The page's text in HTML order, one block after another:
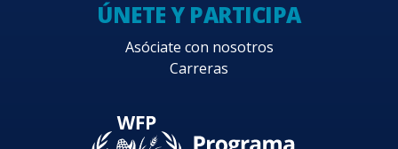
ÚNETE Y PARTICIPA
Asóciate con nosotros
Carreras